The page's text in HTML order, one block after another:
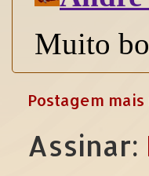
Postagem
Assinar: